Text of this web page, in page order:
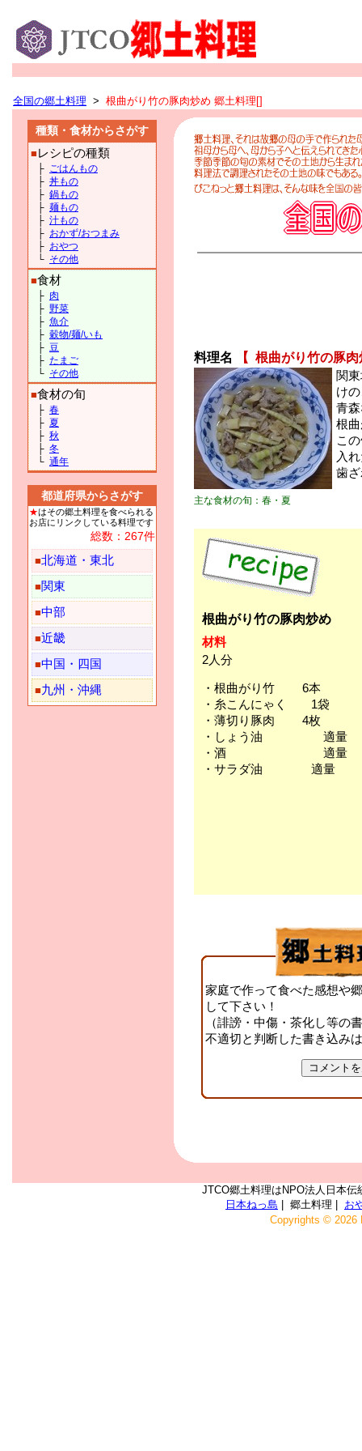
全国の郷土料理 > 根曲がり竹の豚肉炒め 郷土料理[]
種類・食材からさがす
■ レシピの種類
├ ごはんもの
├ 丼もの
├ 鍋もの
├ 麺もの
├ 汁もの
├ おかず/おつまみ
├ おやつ
└ その他
■食材
├ 肉
├ 野菜
├ 魚介
├ 穀物/麺/いも
├ 豆
├ たまご
└ その他
■食材の旬
├ 春
├ 夏
├ 秋
├ 冬
└ 通年
都道府県からさがす
★はその郷土料理を食べられる
お店にリンクしている料理です
総数：267件
■北海道・東北
■関東
■中部
■近畿
■中国・四国
■九州・沖縄
料理名 【 根曲がり竹の豚肉
関
け
青
根
こ
入
歯
主な食材の旬：春・夏
根曲がり竹の豚肉炒め
材料
2人分
・根曲がり竹 6本
・糸こんにゃく 1袋
・薄切り豚肉 4枚
・しょう油 適量
・酒 適量
・サラダ油 適量
家庭で作って食べた感想や
して下さい！
（誹謗・中傷・茶化し等の
不適切と判断した書き込み
JTCO郷土料理はNPO法人日本
日本ねっ島 | 郷土料理 | お
Copyrights © 2026